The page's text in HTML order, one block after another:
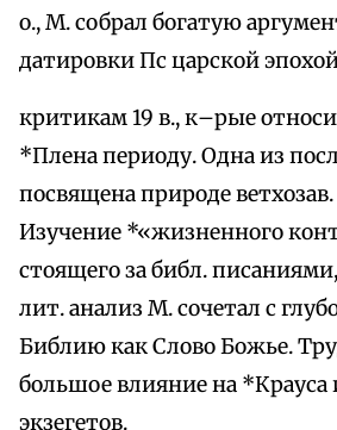
о., М. собрал богатую
датировки Пс царской
критикам 19 в., к–рые
*Плена периоду. Одна из
посвящена природе
Изучение *«жизненного
стоящего за библ.
лит. анализ М. сочетал с
Библию как Слово Божье.
большое влияние на *Крауса
экзегетов.